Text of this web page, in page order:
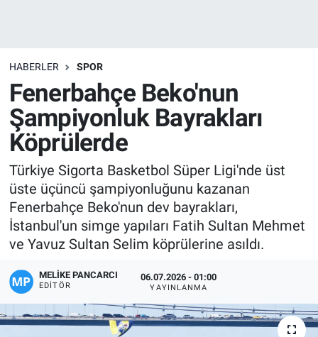
HABERLER SPOR
Fenerbahçe Beko'nun
Şampiyonluk Bayrakları
Köprülerde
Türkiye Sigorta Basketbol Süper Ligi'nde üst
üste üçüncü şampiyonluğunu kazanan
Fenerbahçe Beko'nun dev bayrakları,
İstanbul'un simge yapıları Fatih Sultan Mehmet
ve Yavuz Sultan Selim köprülerine asıldı.
MELIKE PANCARCI
EDITÖR
06.07.2026 - 01:00
YAYINLANMA
Köşe Yazarları
Kültür Sanat
Manşet
Resmi İlanlar
Sağlık
Son Dakika
Spor
Uşak Haberleri